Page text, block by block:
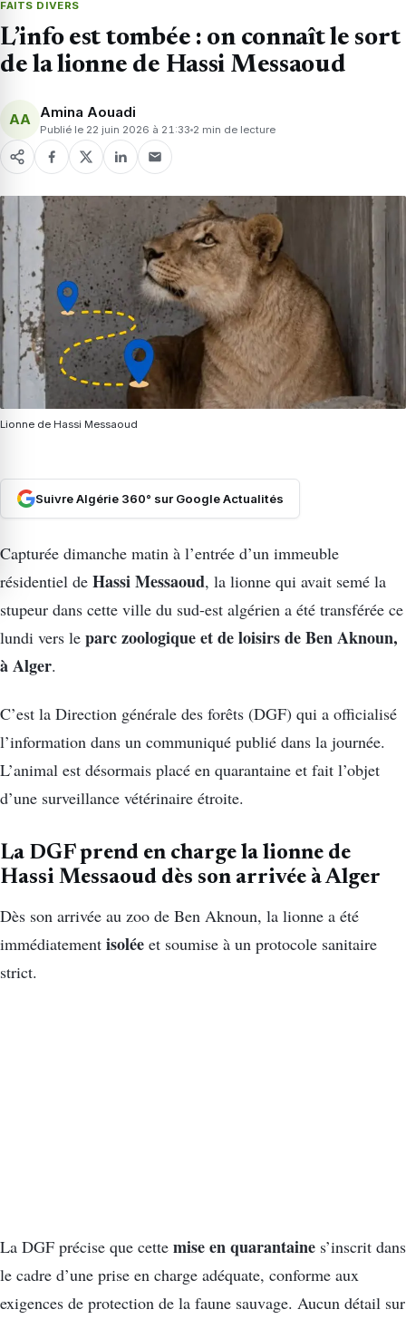
FAITS DIVERS
L’info est tombée : on connaît le sort
de la lionne de Hassi Messaoud
AA Amina Aouadi
Publié le 22 juin 2026 à 21:33 2 min de lecture
Lionne de Hassi Messaoud
Suivre Algérie 360° sur Google Actualités
Capturée dimanche matin à l’entrée d’un immeuble
résidentiel de Hassi Messaoud, la lionne qui avait semé la
stupeur dans cette ville du sud-est algérien a été transférée ce
lundi vers le parc zoologique et de loisirs de Ben Aknoun,
à Alger.
C’est la Direction générale des forêts (DGF) qui a officialisé
l’information dans un communiqué publié dans la journée.
L’animal est désormais placé en quarantaine et fait l’objet
d’une surveillance vétérinaire étroite.
La DGF prend en charge la lionne de
Hassi Messaoud dès son arrivée à Alger
Dès son arrivée au zoo de Ben Aknoun, la lionne a été
immédiatement isolée et soumise à un protocole sanitaire
strict.
La DGF précise que cette mise en quarantaine s’inscrit dans
le cadre d’une prise en charge adéquate, conforme aux
exigences de protection de la faune sauvage. Aucun détail sur